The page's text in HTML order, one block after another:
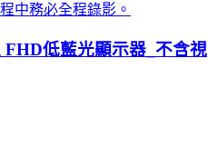
中務必全程錄影。
低藍光顯示器_不含視